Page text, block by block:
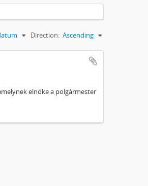
Direction: Ascending
elnöke a polgármester